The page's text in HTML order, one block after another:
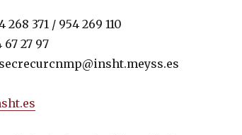
268 371 / 954 269 110
67 27 97